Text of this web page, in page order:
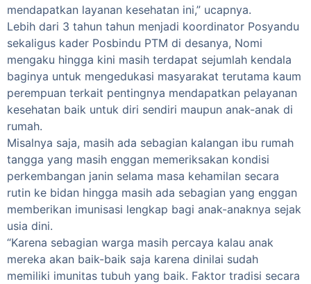
mendapatkan layanan kesehatan ini,” ucapnya.
Lebih dari 3 tahun tahun menjadi koordinator Posyandu
sekaligus kader Posbindu PTM di desanya, Nomi
mengaku hingga kini masih terdapat sejumlah kendala
baginya untuk mengedukasi masyarakat terutama kaum
perempuan terkait pentingnya mendapatkan pelayanan
kesehatan baik untuk diri sendiri maupun anak-anak di
rumah.
Misalnya saja, masih ada sebagian kalangan ibu rumah
tangga yang masih enggan memeriksakan kondisi
perkembangan janin selama masa kehamilan secara
rutin ke bidan hingga masih ada sebagian yang enggan
memberikan imunisasi lengkap bagi anak-anaknya sejak
usia dini.
“Karena sebagian warga masih percaya kalau anak
mereka akan baik-baik saja karena dinilai sudah
memiliki imunitas tubuh yang baik. Faktor tradisi secara